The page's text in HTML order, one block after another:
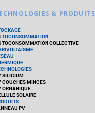
& PRODUITS
COLLECTIVE
SILICIUM
COUCHES MINCES
ORGANIQUE
SOLAIRE
PV